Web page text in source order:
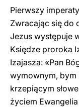
Pierwszy
Zwracając się do
Jezus występuje
Księdze proroka
Izajasza: «Pan
wymownym, bym
krzepiącym
życiem